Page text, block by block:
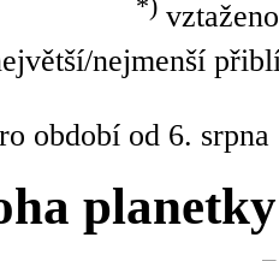
nejmenší
období od 6.